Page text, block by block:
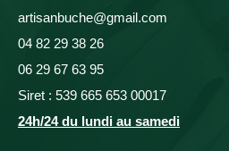
artisanbuche@gmail.com
04 82 29 38 26
06 29 67 63 95
Siret : 539 665 653 00017
24h/24 du lundi au samedi